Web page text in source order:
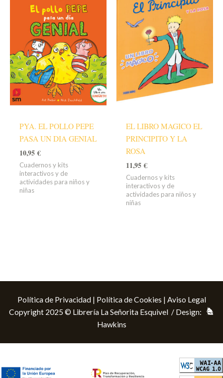
PYA. EL POLLO PEPE
PASA UN DIA GENIAL
10,95€
Cuadernos y kits
interactivos y de
actividades para niños y
niñas
EL LIBRO MAGICO EL
PRINCIPITO Y LA
ROSA
11,95€
Cuadernos y kits
interactivos y de
actividades para niños y
niñas
Política de Privacidad| Política de Cookies | Aviso Legal
Copyright 2025 © Librería La Señorita Esquivel / Design:
Hawkins